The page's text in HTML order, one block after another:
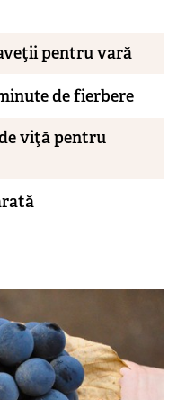
pentru vară
de fierbere
viţă pentru